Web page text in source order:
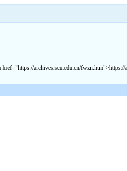
archives.scu.edu.cn/fwzn.htm">https://